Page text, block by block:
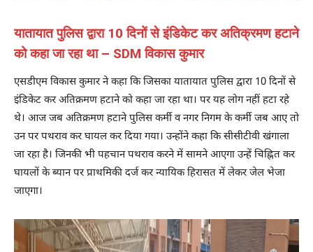
यातायात पुलिस द्वारा 10 दिनों से इंडिकेट कर अतिक्रमण हटाने
को कहा जा रहा था – SDM विकास कुमार
एसडीएम विकास कुमार ने कहा कि जिसका यातायात पुलिस द्वारा 10 दिनों से
इंडिकेट कर अतिक्रमण हटाने को कहा जा रहा था। पर यह लोग नहीं हटा रहे
थे। आज जब अतिक्रमण हटाने पुलिस कर्मी व नगर निगम के कर्मी जब आए तो
उन पर पथराव कर घायल कर दिया गया। उन्होंने कहा कि सीसीटीवी खंगाला
जा रहा है। जिनकी भी पहचान पथराव करने में सामने आएगा उन्हें चिह्नित कर
घायलों के ब्यान पर प्राथमिकी दर्ज कर न्यायिक हिरासत में लेकर जेल भेजा
जाएगा।